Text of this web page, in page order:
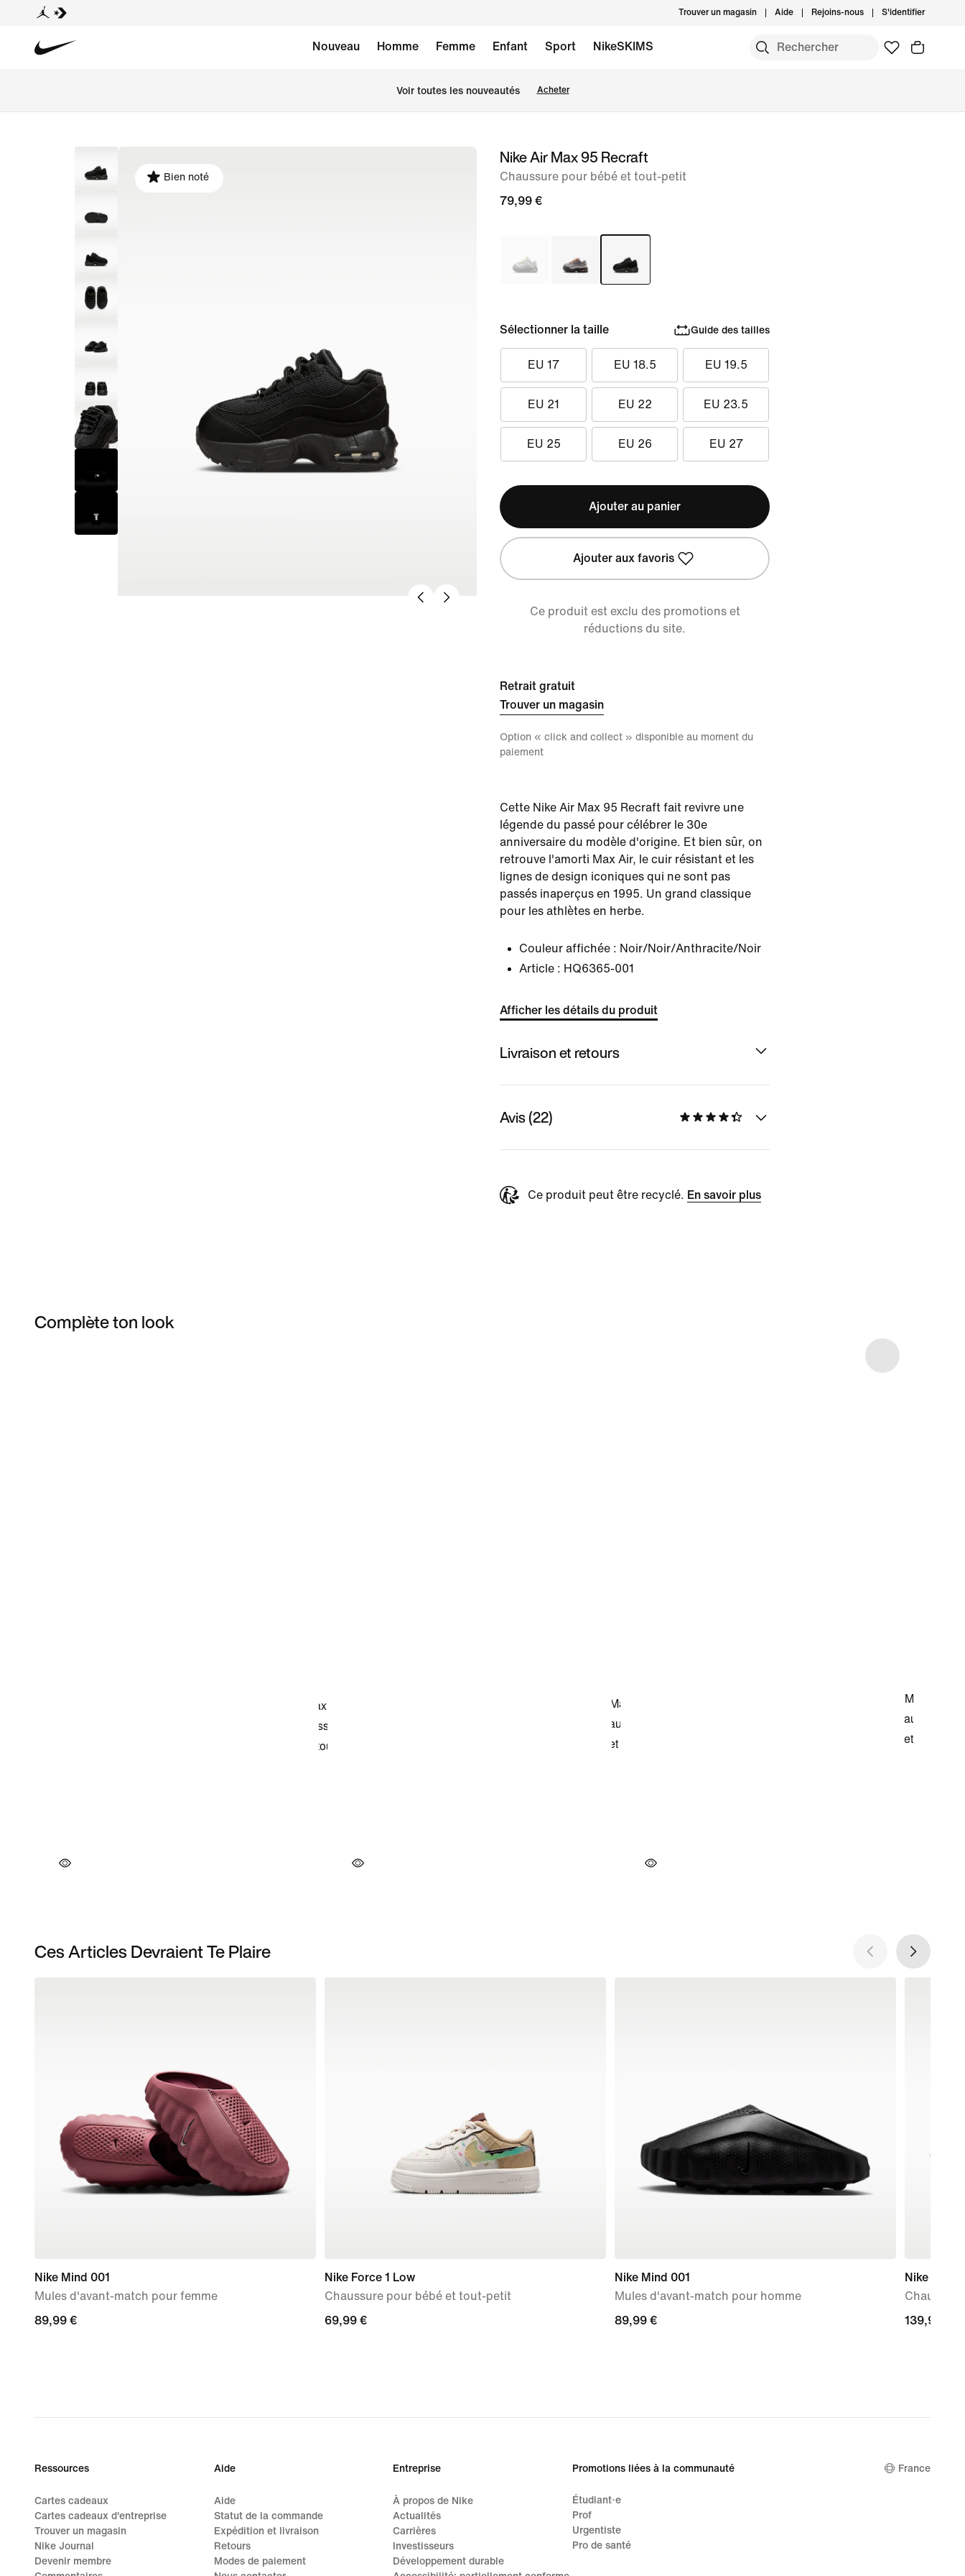
Trouver un magasin Aide Rejoins-nous S'identifier
Nouveau Homme Femme Enfant Sport NikeSKIMS
Voir toutes les nouveautés Acheter
image 1
Bien noté
Nike Air Max 95 Recraft
Chaussure pour bébé et tout-petit
79,99 €
Sélectionner la taille Guide des tailles
EU 17 EU 18.5 EU 19.5
EU 21 EU 22 EU 23.5
EU 25 EU 26 EU 27
Ajouter au panier
Ajouter aux favoris
Ce produit est exclu des promotions et
réductions du site.
Retrait gratuit
Trouver un magasin
Option « click and collect » disponible au moment du
paiement
Cette Nike Air Max 95 Recraft fait revivre une
légende du passé pour célébrer le 30e
anniversaire du modèle d'origine. Et bien sûr, on
retrouve l'amorti Max Air, le cuir résistant et les
lignes de design iconiques qui ne sont pas
passés inaperçus en 1995. Un grand classique
pour les athlètes en herbe.
Couleur affichée : Noir/Noir/Anthracite/Noir
Article : HQ6365-001
Afficher les détails du produit
Livraison et retours
Avis (22)
Ce produit peut être recyclé. En savoir plus
Complète ton look
Ces Articles Devraient Te Plaire
Nike Mind 001
Mules d'avant-match pour femme
89,99 €
89,99 €
Nike Force 1 Low
Chaussure pour bébé et tout-petit
69,99 €
69,99 €
Nike Mind 001
Mules d'avant-match pour homme
89,99 €
89,99 €
Nike Mind
139,99 €
139,99 €
Ressources
Cartes cadeaux
Cartes cadeaux d'entreprise
Trouver un magasin
Nike Journal
Devenir membre
Aide
Aide
Statut de la commande
Expédition et livraison
Retours
Modes de paiement
Entreprise
À propos de Nike
Actualités
Carrières
Investisseurs
Développement durable
Promotions liées à la communauté
Étudiant·e
Prof
Urgentiste
Pro de santé
France